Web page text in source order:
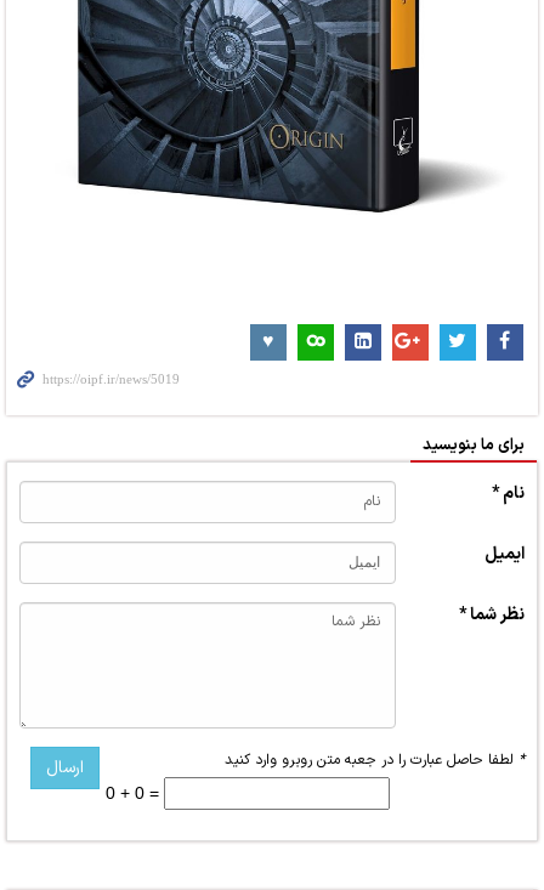
برای ما بنویسید
نام *
ایمیل
نظر شما *
* لطفا حاصل عبارت را در جعبه متن روبرو وارد کنید
0 + 0 =